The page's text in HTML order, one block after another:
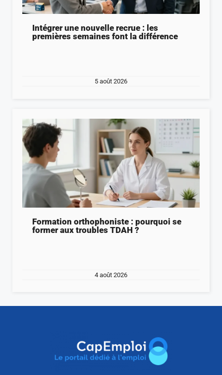
Intégrer une nouvelle recrue : les
premières semaines font la différence
5 août 2026
Formation orthophoniste : pourquoi se
former aux troubles TDAH ?
4 août 2026